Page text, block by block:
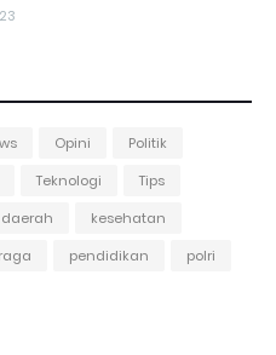
Opini
Politik
Teknologi
Tips
kesehatan
pendidikan
polri